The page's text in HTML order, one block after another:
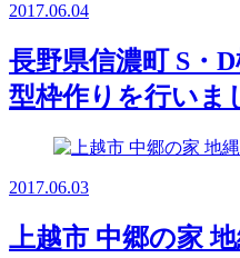
2017.06.04
長野県信濃町 S・
型枠作りを行いま
2017.06.03
上越市 中郷の家